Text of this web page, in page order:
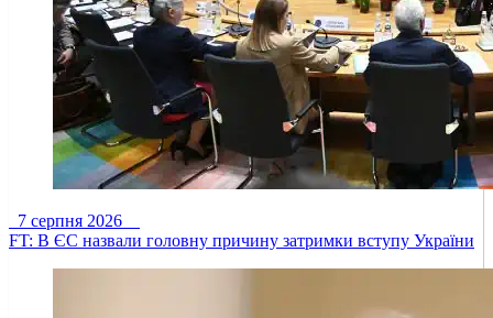
7 серпня 2026
FT: В ЄС назвали головну причину затримки вступу України